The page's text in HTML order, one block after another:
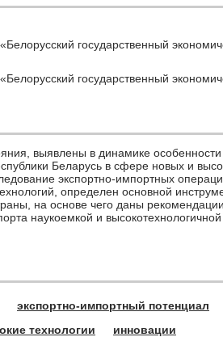
государственный
государственный
выявлены в динамике особенности
Беларусь в сфере новых и
экспортно-импортных
определен основной
на основе чего даны
наукоемкой и высокотехнологичной
экспортно-импортный потенциал
технологии
инновации